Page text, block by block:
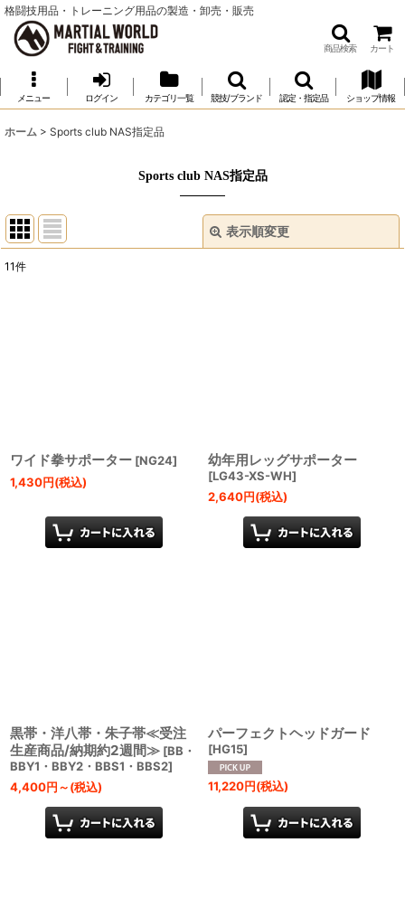
格闘技用品・トレーニング用品の製造・卸売・販売
商品検索 カート
メニュー ログイン カテゴリ一覧 競技/ブランド 認定・指定品 ショップ情報
ホーム > Sports club NAS指定品
Sports club NAS指定品
表示順変更
11件
ワイド拳サポーター [NG24]
1,430円(税込)
幼年用レッグサポーター
[LG43-XS-WH]
2,640円(税込)
黒帯・洋八帯・朱子帯≪受注
生産商品/納期約2週間≫ [BB・
BBY1・BBY2・BBS1・BBS2]
4,400円～(税込)
パーフェクトヘッドガード
[HG15]
11,220円(税込)